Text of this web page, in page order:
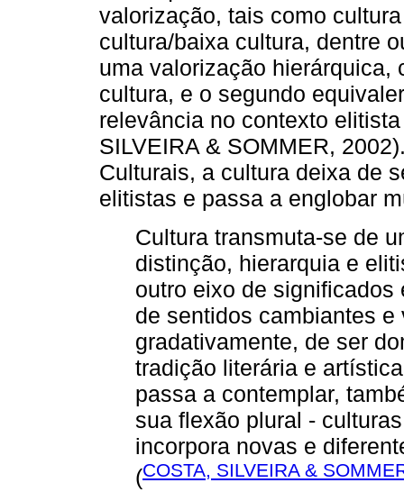
valorização, tais como
cultura/baixa cultura, dentre
uma valorização hierárquica,
cultura, e o segundo
relevância no contexto
SILVEIRA & SOMMER,
Culturais, a cultura deixa de
elitistas e passa a englobar
Cultura transmuta-se de
distinção, hierarquia e
outro eixo de
de sentidos cambiantes
gradativamente, de ser
tradição literária e
passa a contemplar,
sua flexão plural -
incorpora novas e
(COSTA, SILVEIRA &